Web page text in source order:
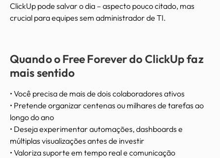
ClickUp pode salvar o dia – aspecto pouco citado, mas
crucial para equipes sem administrador de TI.
Quando o Free Forever do ClickUp faz
mais sentido
• Você precisa de mais de dois colaboradores ativos
• Pretende organizar centenas ou milhares de tarefas ao
longo do ano
• Deseja experimentar automações, dashboards e
múltiplas visualizações antes de investir
• Valoriza suporte em tempo real e comunicação